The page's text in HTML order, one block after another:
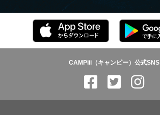
CAMPiii（キャンピー）公式SNS